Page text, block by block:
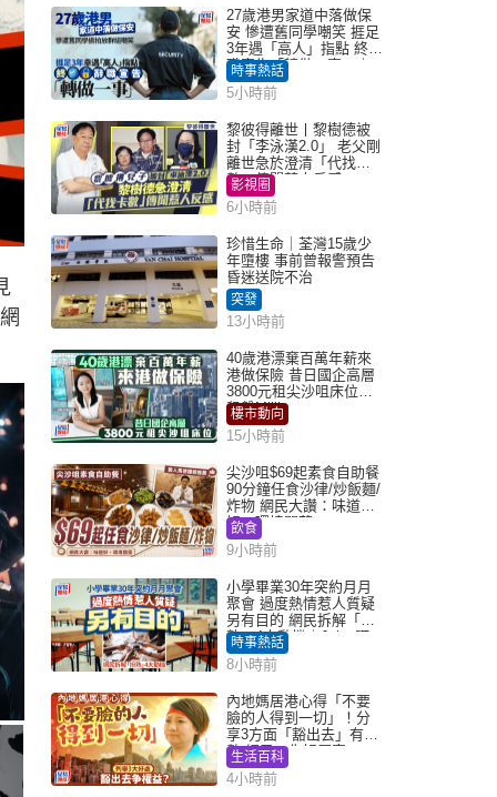
27歲港男家道中落做保
安 慘遭舊同學嘲笑 捱足
3年遇「高人」指點 終辭
職宣告「轉做一事」｜
Juicy叮
時事熱話
5小時前
黎彼得離世丨黎樹德被
封「李泳漢2.0」 老父剛
離世急於澄清「代找卡
數」傳聞惹人反感
影視圈
6小時前
珍惜生命｜荃灣15歲少
年墮樓 事前曾報警預告
昏迷送院不治
突發
13小時前
40歲港漂棄百萬年薪來
港做保險 昔日國企高層
3800元租尖沙咀床位｜
租盤Million
樓市動向
15小時前
尖沙咀$69起素食自助餐
90分鐘任食沙律/炒飯麵/
炸物 網民大讚：味道
好，環境闊落
飲食
9小時前
小學畢業30年突約月月
聚會 過度熱情惹人質疑
另有目的 網民拆解「扮
熟」4大動機｜Juicy叮
時事熱話
8小時前
內地媽居港心得「不要
臉的人得到一切」！分
享3方面「豁出去」有著
數 網民：你好厲害
生活百科
4小時前